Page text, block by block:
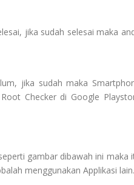
jika sudah selesai maka
jika sudah maka
Checker di Google
gambar dibawah ini maka
menggunakan Applikasi lain.